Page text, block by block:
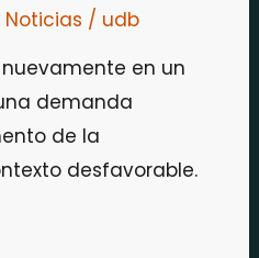
Noticias / udb
en un
demanda
de la
desfavorable.